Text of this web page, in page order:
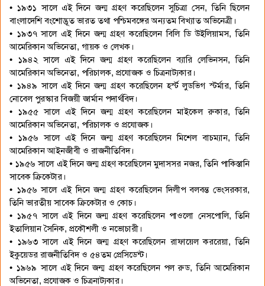
• ১৯৩১ সালে এই দিনে জন্ম গ্রহণ করেছিলেন সুচিত্রা সেন, তিনি ছিলেন
বাংলাদেশি বংশোদ্ভূত ভারত তথা পশ্চিমবঙ্গের অন্যতম বিখ্যাত অভিনেত্রী।
• ১৯৩৭ সালে এই দিনে জন্ম গ্রহণ করেছিলেন বিলি ডি উইলিয়ামস, তিনি
আমেরিকান অভিনেতা, গায়ক ও লেখক।
• ১৯৪২ সালে এই দিনে জন্ম গ্রহণ করেছিলেন ব্যারি লেভিনসন, তিনি
আমেরিকান অভিনেতা, পরিচালক, প্রযোজক ও চিত্রনাট্যকার।
• ১৯৪৯ সালে এই দিনে জন্ম গ্রহণ করেছিলেন হর্স্ট লুডভিগ স্টর্মার, তিনি
নোবেল পুরস্কার বিজয়ী জার্মান পদার্থবিদ।
• ১৯৫৫ সালে এই দিনে জন্ম গ্রহণ করেছিলেন মাইকেল রুকার, তিনি
আমেরিকান অভিনেতা, পরিচালক ও প্রযোজক।
• ১৯৫৬ সালে এই দিনে জন্ম গ্রহণ করেছিলেন মিশেল বাচম্যান, তিনি
আমেরিকান আইনজীবী ও রাজনীতিবিদ।
• ১৯৫৬ সালে এই দিনে জন্ম গ্রহণ করেছিলেন মুদাসসর নজর, তিনি পাকিস্তানি
সাবেক ক্রিকেটার।
• ১৯৫৬ সালে এই দিনে জন্ম গ্রহণ করেছিলেন দিলীপ বলবন্ত ভেংসরকার,
তিনি ভারতীয় সাবেক ক্রিকেটার ও কোচ।
• ১৯৫৭ সালে এই দিনে জন্ম গ্রহণ করেছিলেন পাওলো নেসপোলি, তিনি
ইতালিয়ান সৈনিক, প্রকৌশলী ও নভোচারী।
• ১৯৬৩ সালে এই দিনে জন্ম গ্রহণ করেছিলেন রাফায়েল কররেয়া, তিনি
ইকুয়েডর রাজনীতিবিদ ও ৫৪তম প্রেসিডেন্ট।
• ১৯৬৯ সালে এই দিনে জন্ম গ্রহণ করেছিলেন পল রুড, তিনি আমেরিকান
অভিনেতা, প্রযোজক ও চিত্রনাট্যকার।